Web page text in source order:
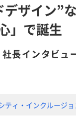
デザイン”
」で誕生
長インタビュ
ティ・インクルージ